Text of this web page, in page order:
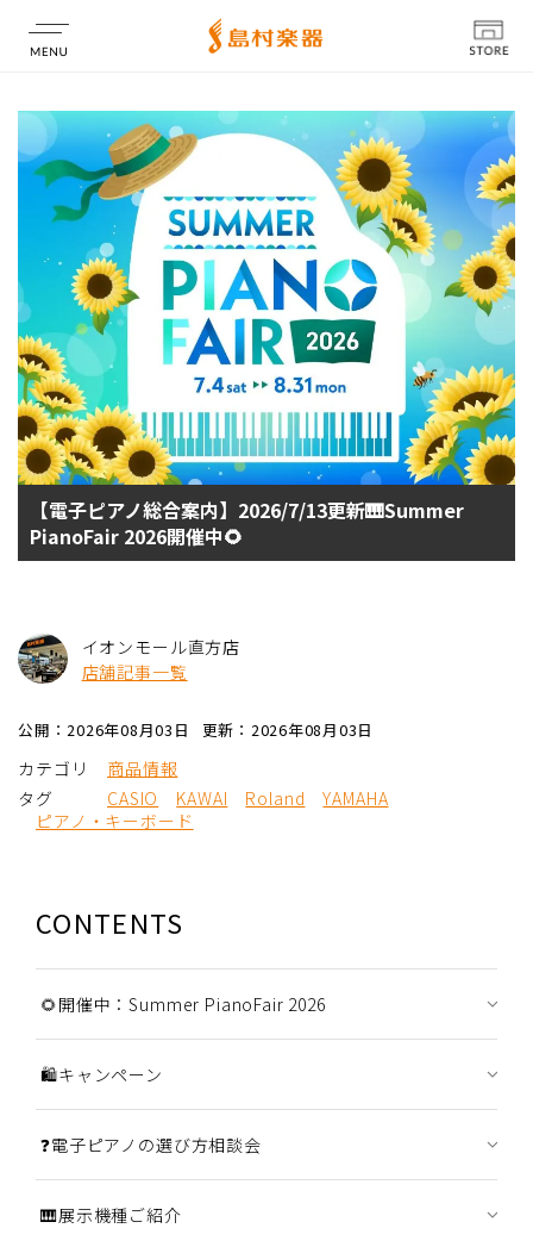
店舗情報
【電子ピアノ総合案内】2026/7/13更新🎹Summer
PianoFair 2026開催中🌻
イオンモール直方店
店舗記事一覧
公開：2026年08月03日 更新：2026年08月03日
カテゴリ
商品情報
タグ
CASIO KAWAI Roland
YAMAHA
ピアノ・キーボード
CONTENTS
🌻開催中：Summer PianoFair 2026
🛍️キャンペーン
❓電子ピアノの選び方相談会
🎹展示機種ご紹介